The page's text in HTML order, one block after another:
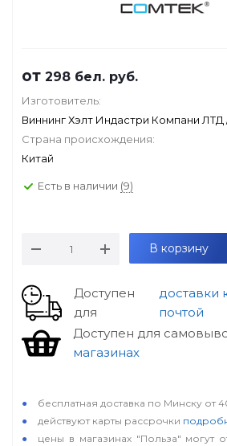
от 298 бел. руб.
Изготовитель:
Виннинг Хэлт Индастри Компани ЛТД
Страна происхождения:
Китай
Есть в наличии (9)
В корзину
Доступен
для
доставки
почтой
Доступен для
магазинах
бесплатная доставка по Минску от
действуют карты рассрочки
цены в магазинах "Польза" могут